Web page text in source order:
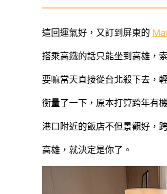
這回運氣好，又訂到屏東的
搭乘高鐵的話只能坐到高雄，
要嘛當天直接從台北殺下去，
衡量了一下，原本打算跨年有
港口附近的飯店不但景觀好，
高雄，就決定是你了。